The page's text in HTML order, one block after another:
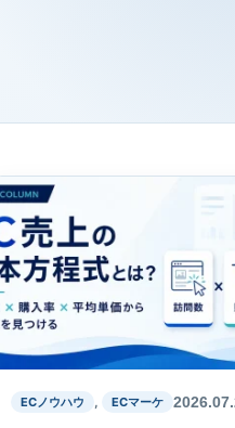
ECノウハウ , ECマーケ